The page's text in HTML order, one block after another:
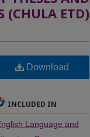
(CHULA ETD)
Download
INCLUDED IN
Language and